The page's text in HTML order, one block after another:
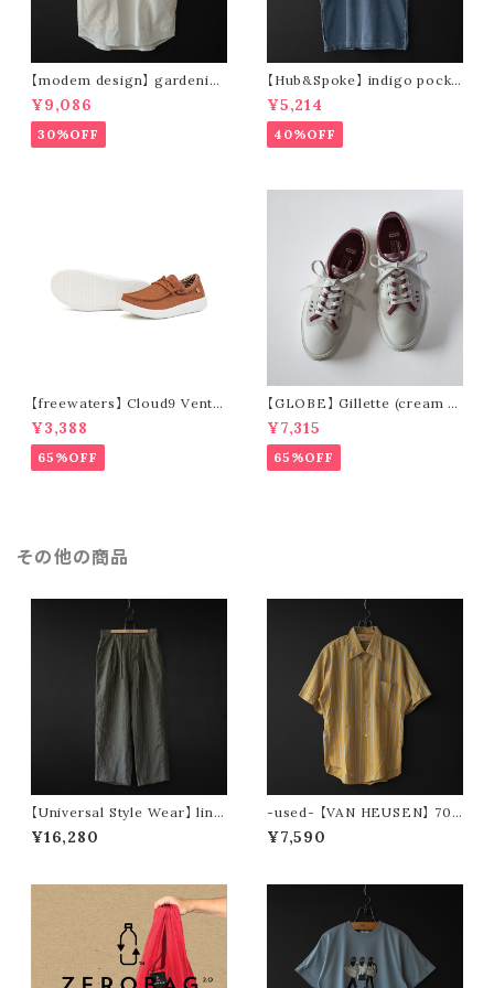
【modem design】 gardenin
g s/s shirt (sand)
¥9,086
30%OFF
【Hub&Spoke】 indigo pocke
t t-shirt (light indigo)
¥5,214
40%OFF
【freewaters】 Cloud9 Ventu
re - Lace Up (brown)
¥3,388
65%OFF
【GLOBE】 Gillette (cream /
pomegranate)
¥7,315
65%OFF
その他の商品
【Universal Style Wear】 line
n easy tuck pants (olive)
¥16,280
-used- 【VAN HEUSEN】 70s
stripe s/s shirt
¥7,590